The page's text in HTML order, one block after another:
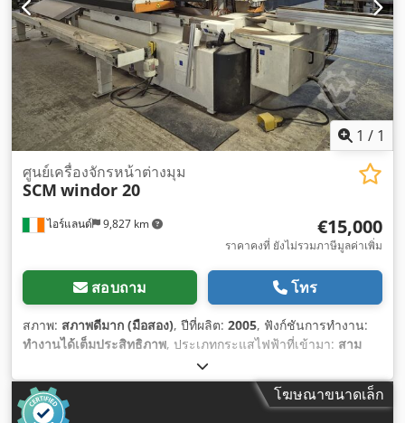
1 / 1
ไอร์แลนด์ 9,827 km
ศูนย์เครื่องจักรหน้าต่างมุม
SCM windor 20
€15,000
ราคาคงที่ ยังไม่รวมภาษีมูลค่าเพิ่ม
สอบถาม โทร
สภาพ: สภาพดีมาก (มือสอง), ปีที่ผลิต: 2005, ฟังก์ชันการทำงาน:
ทำงานได้เต็มประสิทธิภาพ, ประเภทกระแสไฟฟ้าที่เข้ามา: สาม
โฆษณาขนาดเล็ก